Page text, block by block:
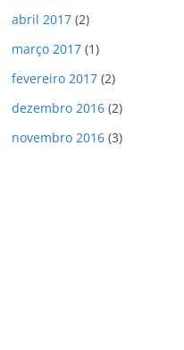
abril 2017 (2)
março 2017 (1)
fevereiro 2017 (2)
dezembro 2016 (2)
novembro 2016 (3)